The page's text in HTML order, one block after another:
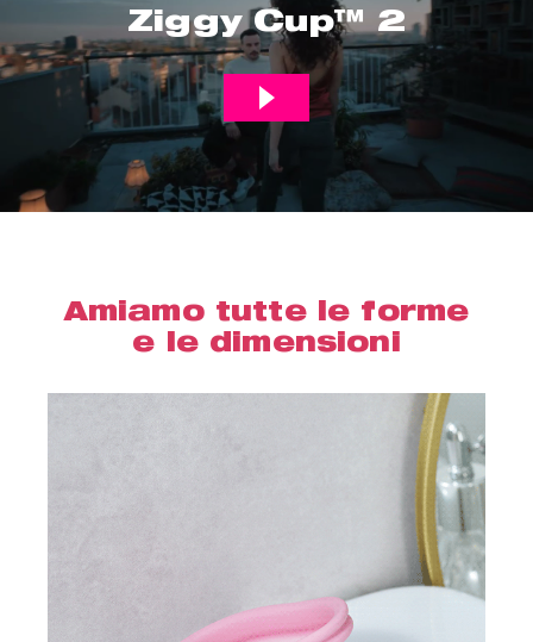
Ziggy Cup™ 2
Amiamo tutte le forme
e le dimensioni